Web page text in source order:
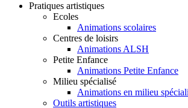
Pratiques artistiques
Ecoles
Animations scolaires
Centres de loisirs
Animations ALSH
Petite Enfance
Animations Petite Enfance
Milieu spécialisé
Animations en milieu
Outils artistiques